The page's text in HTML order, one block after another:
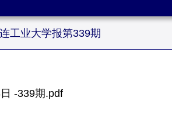
工业大学报第339期
-339期.pdf